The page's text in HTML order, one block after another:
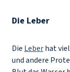
Die Leber
Die Leberhat
und andere